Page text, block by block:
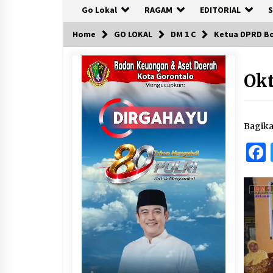
Go Lokal RAGAM EDITORIAL
Home GO LOKAL DM 1 C Ketua DPRD